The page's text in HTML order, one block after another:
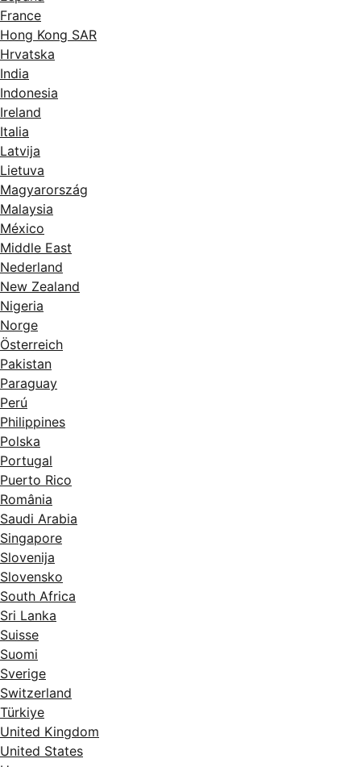
France
Hong Kong SAR
Hrvatska
India
Indonesia
Ireland
Italia
Latvija
Lietuva
Magyarország
Malaysia
México
Middle East
Nederland
New Zealand
Nigeria
Norge
Österreich
Pakistan
Paraguay
Perú
Philippines
Polska
Portugal
Puerto Rico
România
Saudi Arabia
Singapore
Slovenija
Slovensko
South Africa
Sri Lanka
Suisse
Suomi
Sverige
Switzerland
Türkiye
United Kingdom
United States